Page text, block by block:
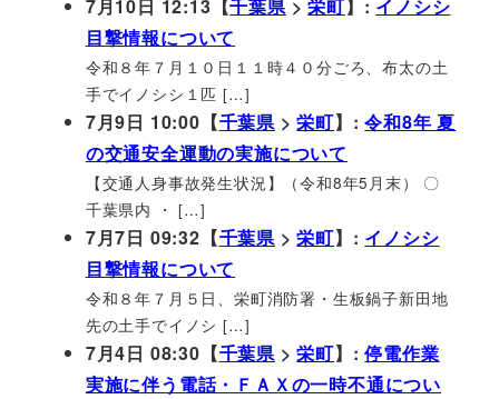
7月10日 12:13【千葉県>栄町】: イノシシ
目撃情報について
令和８年７月１０日１１時４０分ごろ、布太の土
手でイノシシ１匹 […]
7月9日 10:00【千葉県 >栄町】:令和8年 夏
の交通安全運動の実施について
【交通人身事故発生状況】（令和8年5月末） 〇
千葉県内 ・ […]
7月7日 09:32【千葉県 >栄町】: イノシシ
目撃情報について
令和８年７月５日、栄町消防署・生板鍋子新田地
先の土手でイノシ […]
7月4日 08:30【千葉県 >栄町】:停電作業
実施に伴う電話・ＦＡＸの一時不通につい